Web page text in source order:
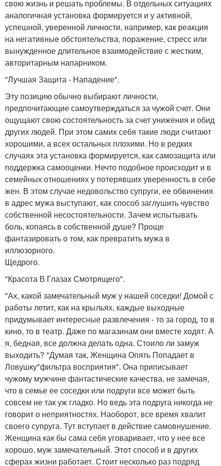
свою жизнь и решать проблемы. В отдельных ситуациях
аналогичная установка формируется и у активной,
успешной, уверенной личности, например, как реакция
на негативные обстоятельства, поражение, стресс или
вынужденное длительное взаимодействие с жестким,
авторитарным напарником.
"Лучшая Защита - Нападение".
Эту позицию обычно выбирают личности,
предпочитающие самоутверждаться за чужой счет. Они
ощущают свою состоятельность за счет унижения и обид
других людей. При этом самих себя такие люди считают
хорошими, а всех остальных плохими. Но в редких
случаях эта установка формируется, как самозащита или
поддержка самооценки. Нечто подобное происходит и в
семейных отношениях у потерявших уверенность в себе
жен. В этом случае недовольство супруги, ее обвинения
в адрес мужа выступают, как способ заглушить чувство
собственной несостоятельности. Зачем испытывать
боль, копаясь в собственной душе? Проще
фантазировать о том, как превратить мужа в
иллюзорного.
Щедрого.
"Красота В Глазах Смотрящего".
"Ах, какой замечательный муж у нашей соседки! Домой с
работы летит, как на крыльях, каждые выходные
придумывает интересные развлечения - то за город, то в
кино, то в театр. Даже по магазинам они вместе ходят. А
я, бедная, все должна делать одна. Стоило ли замуж
выходить? "Думая так, Женщина Опять Попадает в
Ловушку"фильтра восприятия". Она приписывает
чужому мужчине фантастические качества, не замечая,
что в семье ее соседки или подруги все может быть
совсем не так уж гладко. Но ведь эта подруга никогда не
говорит о неприятностях. Наоборот, все время хвалит
своего супруга. Тут вступает в действие самовнушение.
Женщина как бы сама себя уговаривает, что у нее все
хорошо, муж замечательный. Этот способ и в других
сферах жизни работает. Стоит несколько раз подряд